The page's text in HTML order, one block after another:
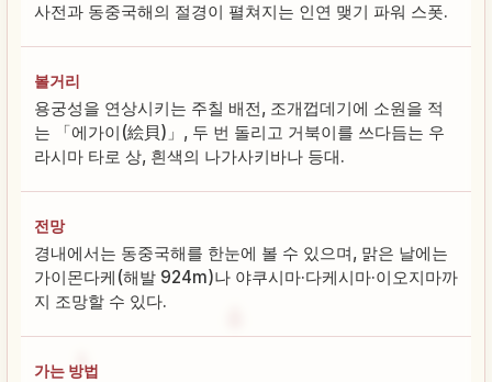
사전과 동중국해의 절경이 펼쳐지는 인연 맺기 파워 스폿.
볼거리
용궁성을 연상시키는 주칠 배전, 조개껍데기에 소원을 적
는 「에가이(絵貝)」, 두 번 돌리고 거북이를 쓰다듬는 우
라시마 타로 상, 흰색의 나가사키바나 등대.
전망
경내에서는 동중국해를 한눈에 볼 수 있으며, 맑은 날에는
가이몬다케(해발 924m)나 야쿠시마·다케시마·이오지마까
지 조망할 수 있다.
가는 방법